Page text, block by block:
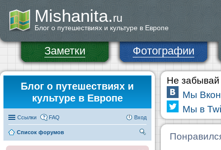
Mishanita.ru
Блог о путешествиях и культуре в Европе
Заметки Фотографии
Блог о путешествиях и
культуре в Европе
Ссылки FAQ Вход
Список форумов
Не забывай
Мы
Мы в